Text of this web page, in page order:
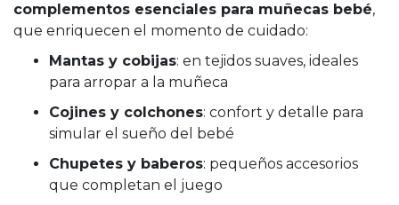
complementos esenciales para muñecas bebé,
que enriquecen el momento de cuidado:
Mantas y cobijas: en tejidos suaves, ideales
para arropar a la muñeca
Cojines y colchones: confort y detalle para
simular el sueño del bebé
Chupetes y baberos: pequeños accesorios
que completan el juego